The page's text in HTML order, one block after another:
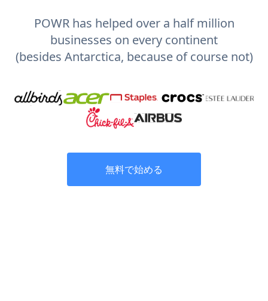
POWR has helped over a half million
businesses on every continent
(besides Antarctica, because of course not)
無料で始める